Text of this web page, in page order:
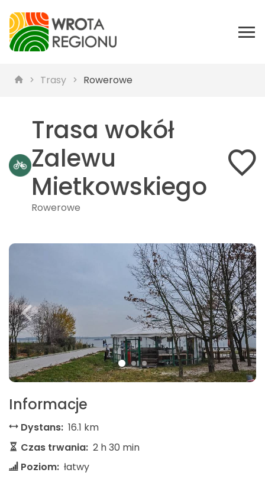
Trasy Rowerowe
Trasa wokół
Zalewu
Mietkowskiego
Rowerowe
Informacje
Dystans: 16.1 km
Czas trwania: 2 h 30 min
Poziom: łatwy